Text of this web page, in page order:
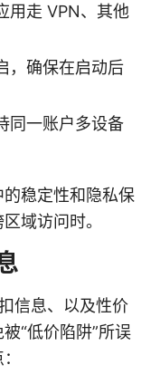
用走 VPN、其他
，确保在启动后
同一账户多设备
稳定性和隐私保
域访问时。
信息、以及性价
“低价陷阱”所误